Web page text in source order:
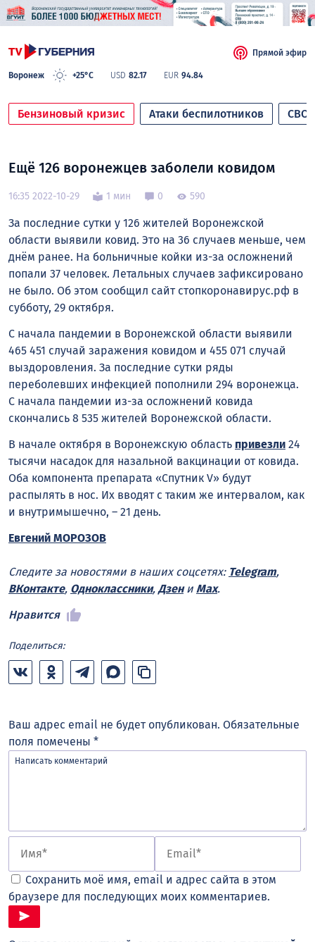
Воронеж +25°C USD 82.17 EUR 94.84
Прямой эфир
Бензиновый кризис Атаки беспилотников СВО
Ещё 126 воронежцев заболели ковидом
16:35 2022-10-29 1 мин 0 590
За последние сутки у 126 жителей Воронежской
области выявили ковид. Это на 36 случаев меньше, чем
днём ранее. На больничные койки из-за осложнений
попали 37 человек. Летальных случаев зафиксировано
не было. Об этом сообщил сайт стопкоронавирус.рф в
субботу, 29 октября.
С начала пандемии в Воронежской области выявили
465 451 случай заражения ковидом и 455 071 случай
выздоровления. За последние сутки ряды
переболевших инфекцией пополнили 294 воронежца.
С начала пандемии из-за осложнений ковида
скончались 8 535 жителей Воронежской области.
В начале октября в Воронежскую область привезли 24
тысячи насадок для назальной вакцинации от ковида.
Оба компонента препарата «Спутник V» будут
распылять в нос. Их вводят с таким же интервалом, как
и внутримышечно, – 21 день.
Евгений МОРОЗОВ
Следите за новостями в наших соцсетях: Telegram,
ВКонтакте, Одноклассники, Дзени Max.
Нравится
Поделиться:
Ваш адрес email не будет опубликован. Обязательные
поля помечены *
Сохранить моё имя, email и адрес сайта в этом
браузере для последующих моих комментариев.